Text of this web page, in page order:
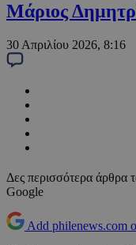
Μάριος
30 Απριλίου 2026, 8:16
Δες περισσότερα άρθρα
Google
Add philenews.com